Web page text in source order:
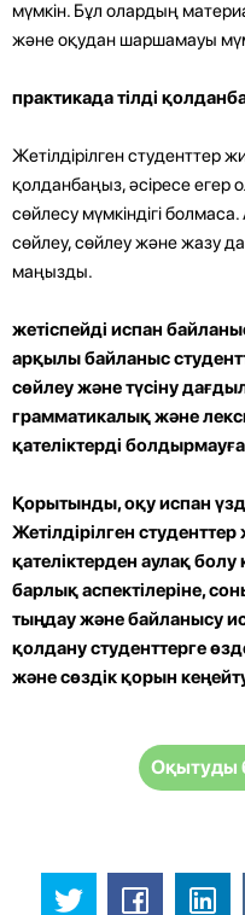
мүмкін. Бұл олардың
және оқудан шаршамауы
практикада тілді
Жетілдірілген студенттер
қолданбаңыз, әсіресе егер
сөйлесу мүмкіндігі
сөйлеу, сөйлеу және жазу
маңызды.
жетіспейді испан
арқылы байланыс
сөйлеу және түсіну
грамматикалық және
қателіктерді
Қорытынды, оқу испан
Жетілдірілген
қателіктерден аулақ
барлық аспектілеріне,
тыңдау және байланысу
қолдану студенттерге
және сөздік қорын
Оқытуды